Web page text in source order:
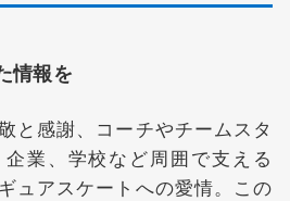
情報を
と感謝、コーチやチームスタ
業、学校など周囲で支える
ュアスケートへの愛情。この